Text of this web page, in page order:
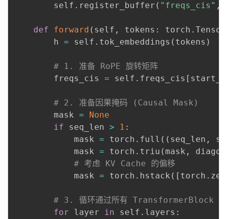
        self
. register_buffer ( "freqs_cis" ,
def forward ( self , tokens : torch . Tensor
        h
= self . tok_embeddings ( tokens )
# 1. 准备 RoPE 旋转矩阵
        freqs_cis
= self . freqs_cis [
# 2. 准备因果掩码 (Causal Mask)
        mask
=
None
if seq_len > 1 :
            mask
= torch . full ( ( seq_len ,
            mask
= torch . triu ( mask ,
# 考虑 KV Cache 的偏移
            mask
= torch . hstack ( [ torch .
# 3. 循环通过所有 TransformerBlock
for layer in self . layers :